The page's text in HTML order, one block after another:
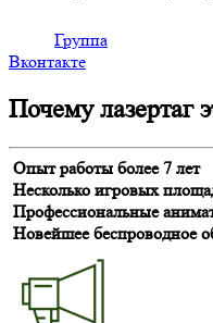
Группа
Вконтакте
Почему лазертаг
Опыт работы более 7 лет
Несколько игровых
Профессиональные
Новейшее беспроводное